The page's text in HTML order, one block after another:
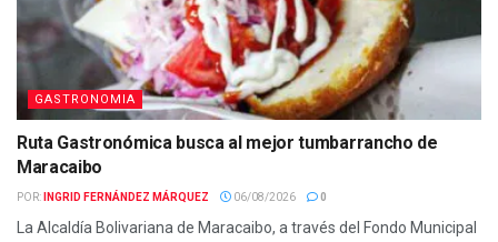
GASTRONOMIA
Ruta Gastronómica busca al mejor tumbarrancho de
Maracaibo
POR: INGRID FERNÁNDEZ MÁRQUEZ 06/08/2026 0
La Alcaldía Bolivariana de Maracaibo, a través del Fondo Municipal